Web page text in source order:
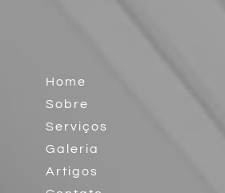
Home
Sobre
Serviços
Galeria
Artigos